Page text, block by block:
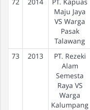
Maju Jaya
VS Warga
Pasak
Talawang
73 2013
PT. Rezeki
Alam
Semesta
Raya VS
Warga
Kalumpang